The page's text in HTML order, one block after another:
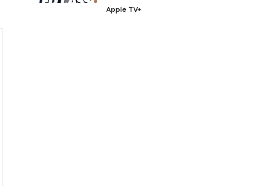
Apple TV+